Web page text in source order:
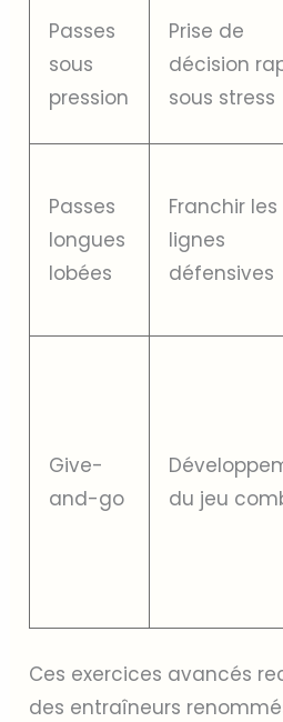
Passes
sous
pression
Prise de
décision
sous stress
Passes
longues
lobées
Franchir les
lignes
défensives
Give-
and-go
du jeu
Ces exercices avancés
des entraîneurs